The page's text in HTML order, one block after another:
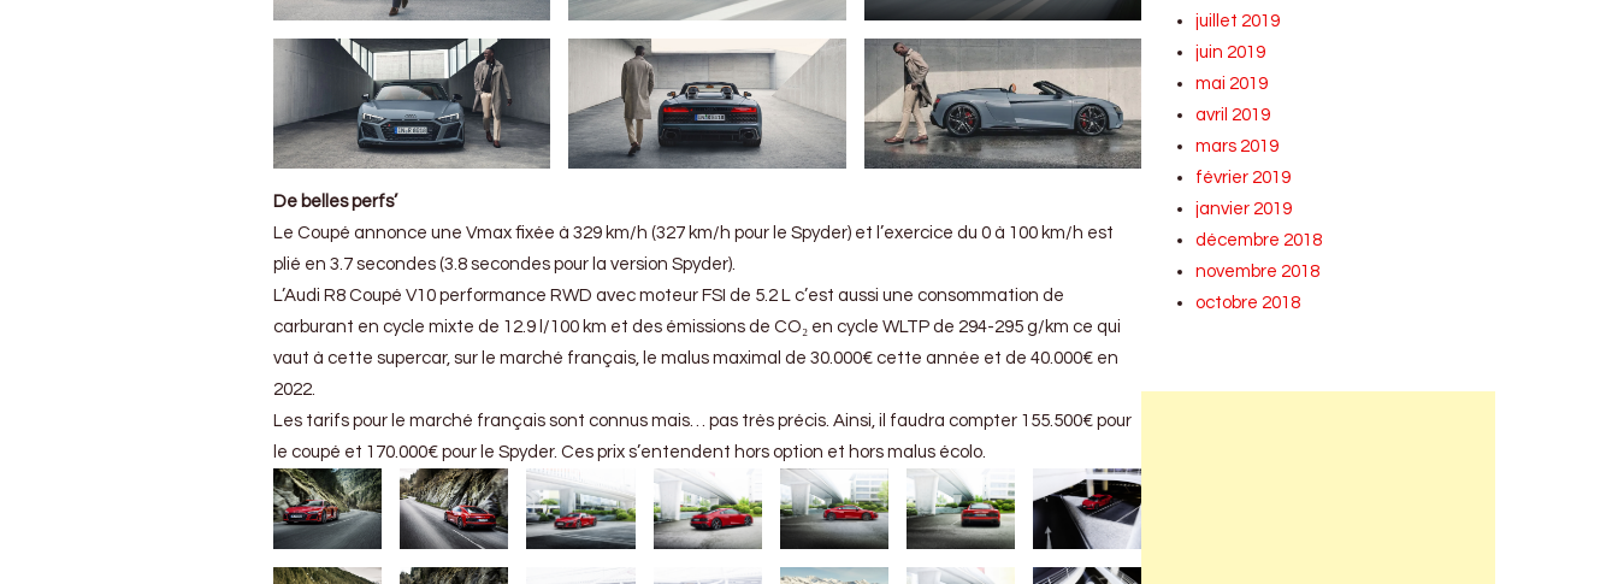
De belles perfs’
Le Coupé annonce une Vmax fixée à 329 km/h (327 km/h pour le Spyder) et l’exercice du 0 à 100 km/h est
plié en 3.7 secondes (3.8 secondes pour la version Spyder).
L’Audi R8 Coupé V10 performance RWD avec moteur FSI de 5.2 L c’est aussi une consommation de
carburant en cycle mixte de 12.9 l/100 km et des émissions de CO₂ en cycle WLTP de 294-295 g/km ce qui
vaut à cette supercar, sur le marché français, le malus maximal de 30.000€ cette année et de 40.000€ en
2022.
Les tarifs pour le marché français sont connus mais… pas très précis. Ainsi, il faudra compter 155.500€ pour
le coupé et 170.000€ pour le Spyder. Ces prix s’entendent hors option et hors malus écolo.
juillet 2019
juin 2019
mai 2019
avril 2019
mars 2019
février 2019
janvier 2019
décembre 2018
novembre 2018
octobre 2018